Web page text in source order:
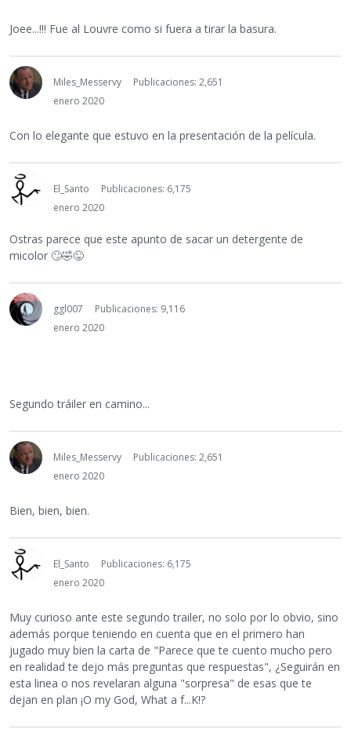
Joee...!!! Fue al Louvre como si fuera a tirar la basura.
Miles_Messervy
Publicaciones: 2,651
enero 2020
Con lo elegante que estuvo en la presentación de la película.
El_Santo
Publicaciones: 6,175
enero 2020
Ostras parece que este apunto de sacar un detergente de
micolor 🙄🤣😜
ggl007
Publicaciones: 9,116
enero 2020
Segundo tráiler en camino...
Miles_Messervy
Publicaciones: 2,651
enero 2020
Bien, bien, bien.
El_Santo
Publicaciones: 6,175
enero 2020
Muy curioso ante este segundo trailer, no solo por lo obvio, sino
además porque teniendo en cuenta que en el primero han
jugado muy bien la carta de "Parece que te cuento mucho pero
en realidad te dejo más preguntas que respuestas", ¿Seguirán en
esta linea o nos revelaran alguna "sorpresa" de esas que te
dejan en plan ¡O my God, What a f...K!?